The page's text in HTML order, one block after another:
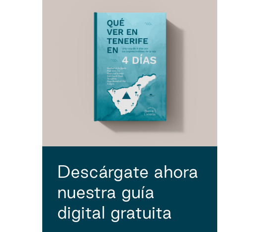
Descárgate ahora
nuestra guía
digital gratuita